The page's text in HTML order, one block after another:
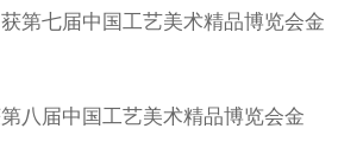
第七届中国工艺美术精品博览会金
八届中国工艺美术精品博览会金